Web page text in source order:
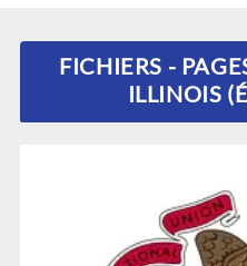
FICHIERS -
ILLINOIS